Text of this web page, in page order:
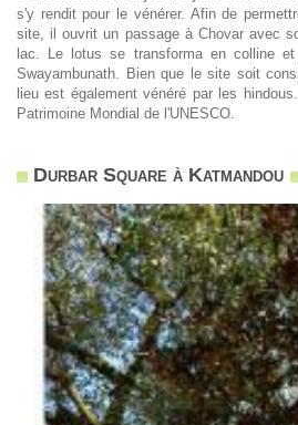
s'y rendit pour le vénérer. Afin de
site, il ouvrit un passage à Chovar avec
lac. Le lotus se transforma en colline
Swayambunath. Bien que le site soit
lieu est également vénéré par les
Patrimoine Mondial de l'UNESCO.
Durbar Square à Katmandou